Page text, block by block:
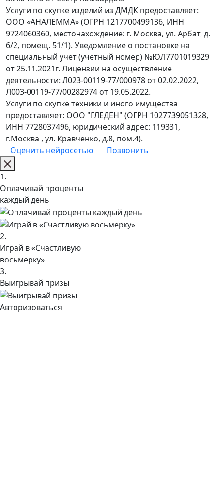
Услуги по скупке изделий из ДМДК предоставляет:
ООО «АНАЛЕММА» (ОГРН 1217700499136, ИНН
9724060360, местонахождение: г. Москва, ул. Арбат, д.
6/2, помещ. 51/1). Уведомление о постановке на
специальный учет (учетный номер) №ЮЛ7701019329
от 25.11.2021г. Лицензии на осуществление
деятельности: Л023-00119-77/000978 от 02.02.2022,
Л003-00119-77/00282974 от 19.05.2022.
Услуги по скупке техники и иного имущества
предоставляет: ООО "ГЛЕДЕН" (ОГРН 1027739051328,
ИНН 7728037496, юридический адрес: 119331,
г.Москва , ул. Кравченко, д.8, пом.4).
Оценить нейросетью
Позвонить
1.
Оплачивай проценты
каждый день
2.
Играй в «Счастливую
восьмерку»
3.
Выигрывай призы
Авторизоваться